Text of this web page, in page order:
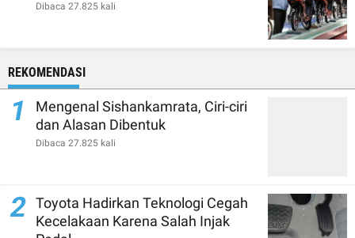
Dibaca 27.825 kali
REKOMENDASI
1
Mengenal Sishankamrata, Ciri-ciri
dan Alasan Dibentuk
Dibaca 27.825 kali
2 Toyota Hadirkan Teknologi Cegah
Kecelakaan Karena Salah Injak